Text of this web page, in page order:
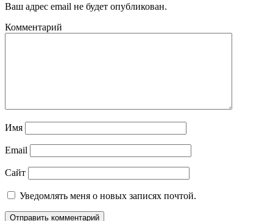
Ваш адрес email не будет опубликован.
Комментарий
Имя
Email
Сайт
Уведомлять меня о новых записях почтой.